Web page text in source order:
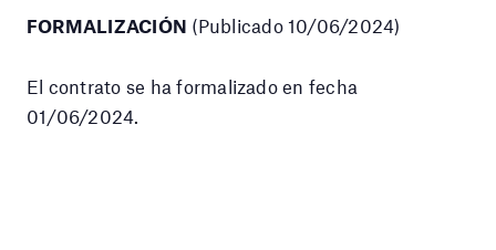
FORMALIZACIÓN (Publicado 10/06/2024)
El contrato se ha formalizado en fecha
01/06/2024.